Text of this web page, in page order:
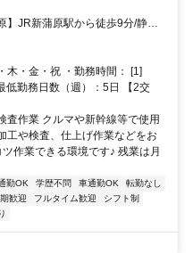
コツ作業好き歓迎！
JR新蒲原駅から徒歩9分/静岡
木・金・祝 ・勤務時間： [1]
低勤務日数（週）：5日 【2交
査作業 クルマや新幹線等で使用
工や検査、仕上げ作業などをお
作業できる環境です♪ 残業は月
勤OK 学歴不問 車通勤OK
転勤なし
歓迎 フルタイム歓迎
シフト制